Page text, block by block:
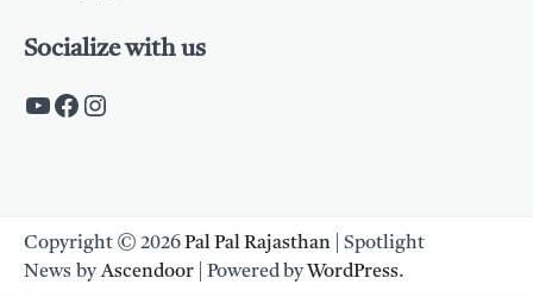
Socialize with us
https://www.youtube.com/c/
https://www.facebook.com/
Instagram
Copyright © 2026Pal Pal Rajasthan | Spotlight
News byAscendoor | Powered byWordPress.